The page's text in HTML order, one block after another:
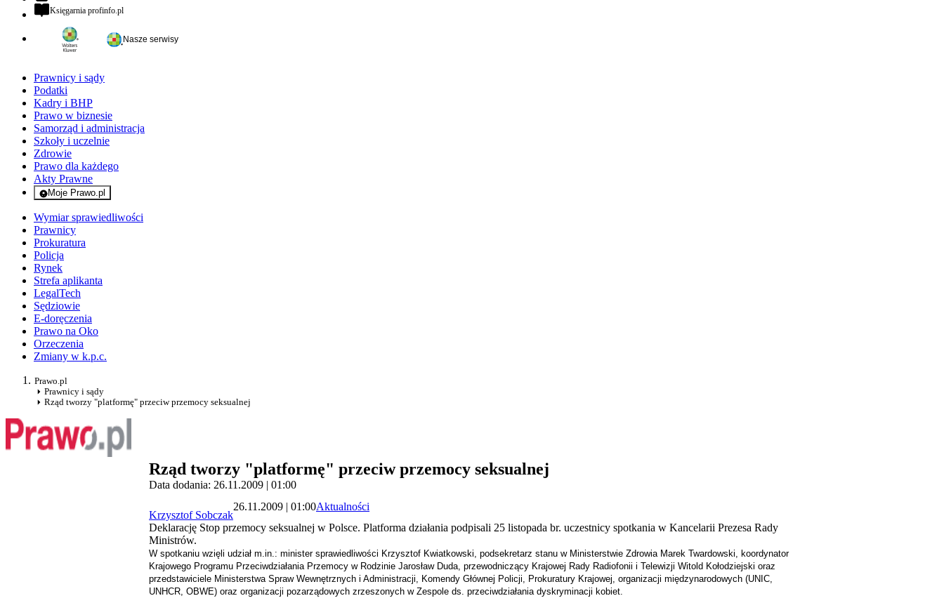
Księgarnia profinfo.plotwiera się w nowej karcie
Nasze serwisy
Prawnicy i sądy
Podatki
Kadry i BHP
Prawo w biznesie
Samorząd i administracja
Szkoły i uczelnie
Zdrowie
Prawo dla każdego
Akty Prawne
Moje Prawo.pl
- rejestracja i logowanie do serwisu
Wymiar sprawiedliwości
Prawnicy
Prokuratura
Policja
Rynek
Strefa aplikanta
LegalTech
Sędziowie
E-doręczenia
Prawo na Oko
Orzeczenia
Zmiany w k.p.c.
Prawo.pl
Prawnicy i sądy
Rząd tworzy "platformę" przeciw przemocy seksualnej
Rząd tworzy "platformę" przeciw przemocy seksualnej
Data dodania: 26.11.2009 | 01:00
Krzysztof Sobczak
26.11.2009 | 01:00Aktualności
Deklarację Stop przemocy seksualnej w Polsce. Platforma działania podpisali 25 listopada br. uczestnicy spotkania w Kancelarii Prezesa Rady
Ministrów.
W spotkaniu wzięli udział m.in.: minister sprawiedliwości Krzysztof Kwiatkowski, podsekretarz stanu w Ministerstwie Zdrowia Marek Twardowski, koordynator
Krajowego Programu Przeciwdziałania Przemocy w Rodzinie Jarosław Duda, przewodniczący Krajowej Rady Radiofonii i Telewizji Witold Kołodziejski oraz
przedstawiciele Ministerstwa Spraw Wewnętrznych i Administracji, Komendy Głównej Policji, Prokuratury Krajowej, organizacji międzynarodowych (UNIC,
UNHCR, OBWE) oraz organizacji pozarządowych zrzeszonych w Zespole ds. przeciwdziałania dyskryminacji kobiet.